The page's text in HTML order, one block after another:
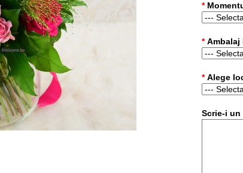
*
* Ambalaj
* Alege
Scrie-i